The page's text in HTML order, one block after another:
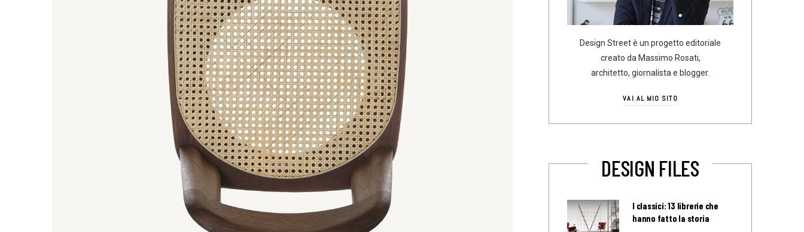
Design Street è un progetto editoriale
creato da Massimo Rosati,
architetto, giornalista e blogger.
VAI AL MIO SITO
DESIGN FILES
I classici: 13 librerie che
hanno fatto la storia